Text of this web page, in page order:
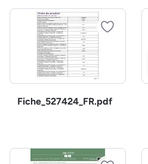
Fiche_527424_FR.pdf